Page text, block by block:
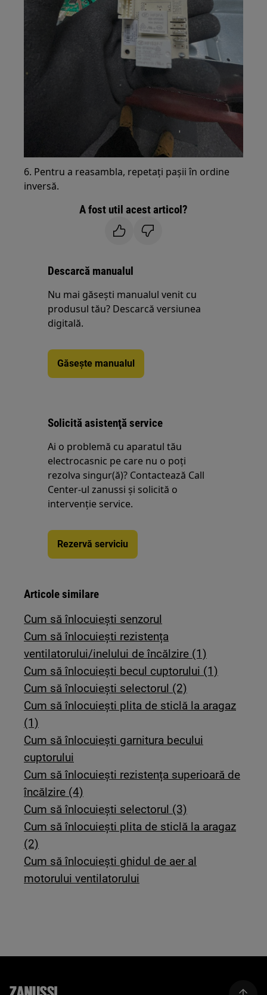
6. Pentru a reasambla, repetați pașii în ordine
inversă.
A fost util acest articol?
Descarcă manualul
Nu mai găsești manualul venit cu
produsul tău? Descarcă versiunea
digitală.
Găsește manualul
Solicită asistenţă service
Ai o problemă cu aparatul tău
electrocasnic pe care nu o poţi
rezolva singur(ă)? Contactează Call
Center-ul zanussi și solicită o
intervenţie service.
Rezervă serviciu
Articole similare
Cum să înlocuiești senzorul
Cum să înlocuiești rezistența
ventilatorului/inelului de încălzire (1)
Cum să înlocuiești becul cuptorului (1)
Cum să înlocuiești selectorul (2)
Cum să înlocuiești plita de sticlă la aragaz
(1)
Cum să înlocuiești garnitura becului
cuptorului
Cum să înlocuiești rezistența superioară de
încălzire (4)
Cum să înlocuiești selectorul (3)
Cum să înlocuiești plita de sticlă la aragaz
(2)
Cum să înlocuiești ghidul de aer al
motorului ventilatorului